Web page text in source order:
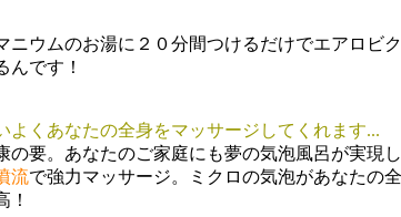
ニウムのお湯に２０分間つけるだけでエアロビ
んです！
よくあなたの全身をマッサージしてくれます...
の要。あなたのご家庭にも夢の気泡風呂が実現し
流で強力マッサージ。ミクロの気泡があなたの
！